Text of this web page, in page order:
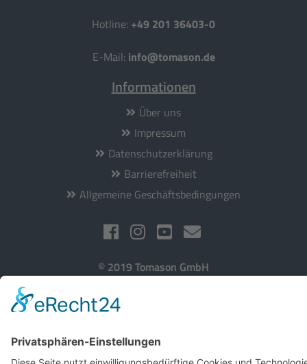
Hotline: +49 201 36403-0
E-Mail: info@tomason.de
Informationen
Über uns
Impressum
Datenschutzerklärung
Barrierefreiheit
Allgemeine Geschäftsbedingungen
© 2019 Tomason GmbH